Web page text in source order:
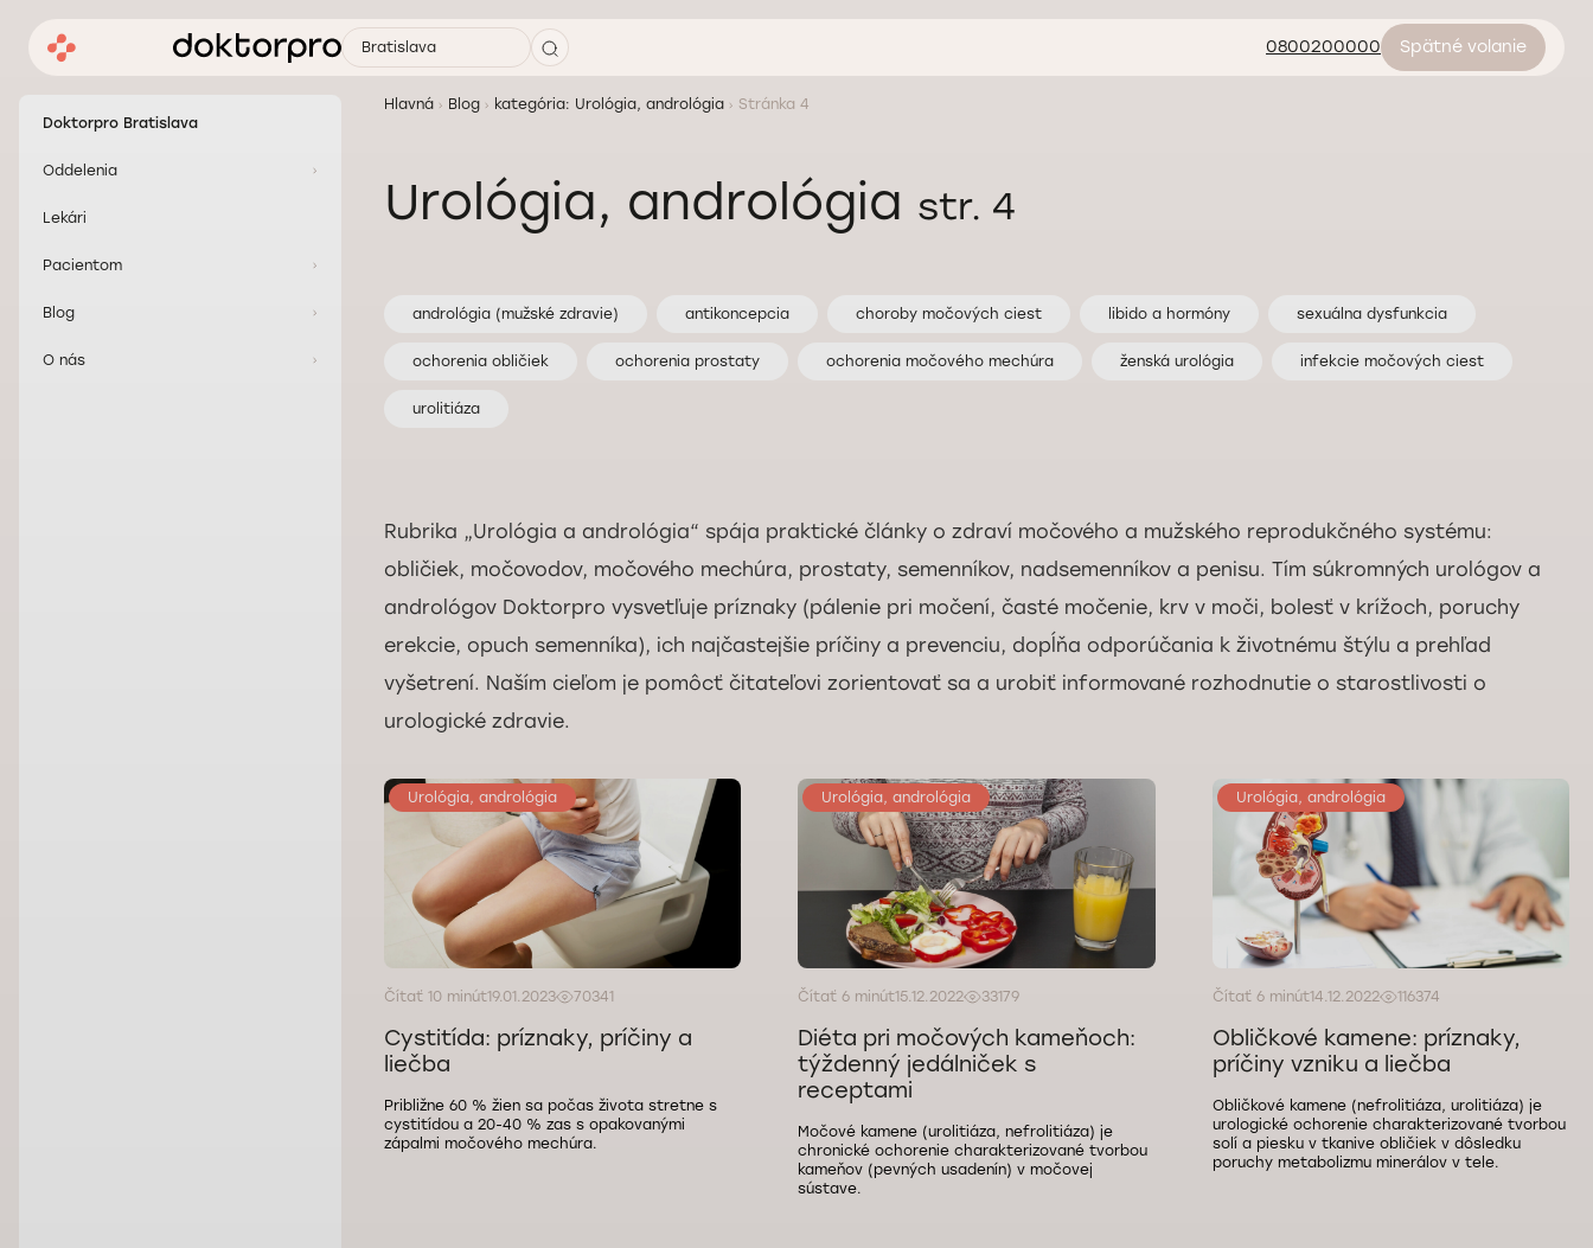
Bratislava 0800200000 Spätné volanie
Doktorpro Bratislava
Oddelenia
Lekári
Pacientom
Blog
O nás
Hlavná Blog kategória: Urológia, andrológia Stránka 4
Urológia, andrológia str. 4
andrológia (mužské zdravie) antikoncepcia choroby močových ciest libido a hormóny sexuálna dysfunkcia
ochorenia obličiek ochorenia prostaty ochorenia močového mechúra ženská urológia infekcie močových ciest
urolitiáza
Rubrika „Urológia a andrológia“ spája praktické články o zdraví močového a mužského reprodukčného systému:
obličiek, močovodov, močového mechúra, prostaty, semenníkov, nadsemenníkov a penisu. Tím súkromných urológov a
andrológov Doktorpro vysvetľuje príznaky (pálenie pri močení, časté močenie, krv v moči, bolesť v krížoch, poruchy
erekcie, opuch semenníka), ich najčastejšie príčiny a prevenciu, dopĺňa odporúčania k životnému štýlu a prehľad
vyšetrení. Naším cieľom je pomôcť čitateľovi zorientovať sa a urobiť informované rozhodnutie o starostlivosti o
urologické zdravie.
Urológia, andrológia
Čítať 10 minút19.01.2023 70341
Cystitída: príznaky, príčiny a
liečba
Približne 60 % žien sa počas života stretne s
cystitídou a 20-40 % zas s opakovanými
zápalmi močového mechúra.
Urológia, andrológia
Čítať 6 minút15.12.2022 33179
Diéta pri močových kameňoch:
týždenný jedálniček s
receptami
Močové kamene (urolitiáza, nefrolitiáza) je
chronické ochorenie charakterizované tvorbou
kameňov (pevných usadenín) v močovej
sústave.
Urológia, andrológia
Čítať 6 minút14.12.2022 116374
Obličkové kamene: príznaky,
príčiny vzniku a liečba
Obličkové kamene (nefrolitiáza, urolitiáza) je
urologické ochorenie charakterizované tvorbou
solí a piesku v tkanive obličiek v dôsledku
poruchy metabolizmu minerálov v tele.